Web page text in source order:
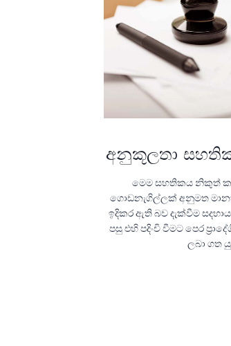
අනුකූලතා
මෙම සහතිකය නිකුත්
ගොඩනැගිල්ලක් අනුමත
ඉදිකර ඇති බව දැක්වීම
පසු එහි පදිංචි වීමට පෙර
ලබා ගත